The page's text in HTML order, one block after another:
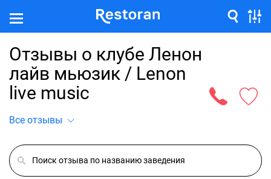
Отзывы о клубе Ленон
лайв мьюзик / Lenon
live music
Все отзывы